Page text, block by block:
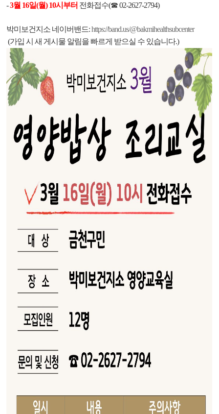
-3월 16일(월)10시부터 전화접수(☎ 02-2627-2794)
박미보건지소 네이버밴드:https://band.us/@bakmihealthsubcenter
(가입 시 새 게시물 알림을 빠르게 받으실 수 있습니다.)